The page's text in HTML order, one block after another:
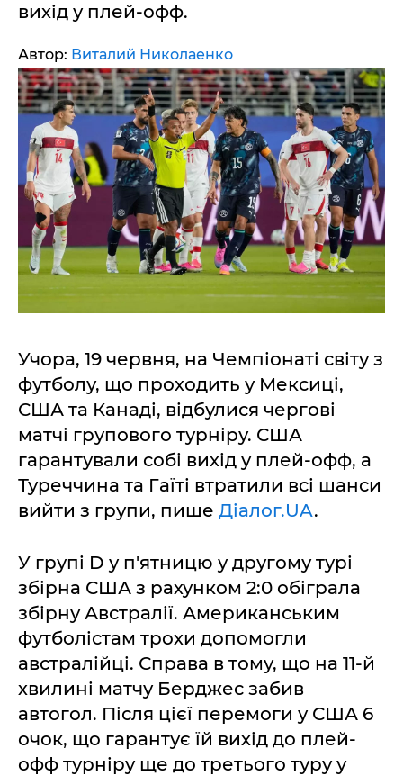
вихід у плей-офф.
Автор: Виталий Николаенко
Учора, 19 червня, на Чемпіонаті світу з
футболу, що проходить у Мексиці,
США та Канаді, відбулися чергові
матчі групового турніру. США
гарантували собі вихід у плей-офф, а
Туреччина та Гаїті втратили всі шанси
вийти з групи, пише Діалог.UA.
У групі D у п'ятницю у другому турі
збірна США з рахунком 2:0 обіграла
збірну Австралії. Американським
футболістам трохи допомогли
австралійці. Справа в тому, що на 11-й
хвилині матчу Берджес забив
автогол. Після цієї перемоги у США 6
очок, що гарантує їй вихід до плей-
офф турніру ще до третього туру у